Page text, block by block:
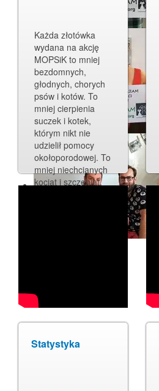
Każda złotówka
wydana na akcję
MOPSiK to mniej
bezdomnych,
głodnych, chorych
psów i kotów. To
mniej cierpienia
suczek i kotek,
którym nikt nie
udzielił pomocy
okołoporodowej. To
mniej niechcianych
kociąt i szczeniąt,
Statystyka